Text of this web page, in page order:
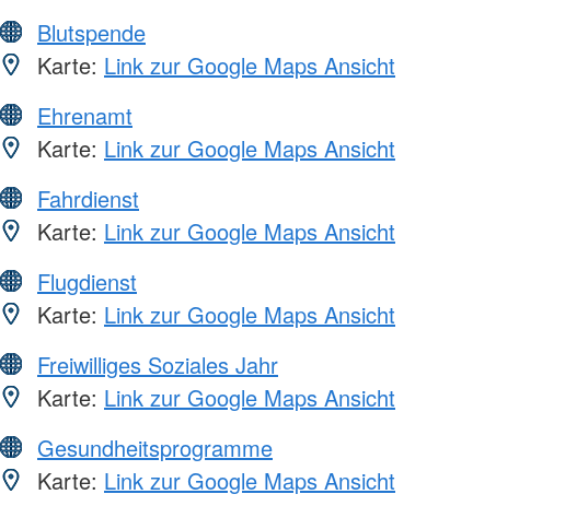
Blutspende
Karte: Link zur Google Maps Ansicht
Ehrenamt
Karte: Link zur Google Maps Ansicht
Fahrdienst
Karte: Link zur Google Maps Ansicht
Flugdienst
Karte: Link zur Google Maps Ansicht
Freiwilliges Soziales Jahr
Karte: Link zur Google Maps Ansicht
Gesundheitsprogramme
Karte: Link zur Google Maps Ansicht